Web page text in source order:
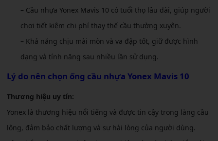
– Cầu nhựa Yonex Mavis 10 có tuổi thọ lâu dài, giúp người
chơi tiết kiệm chi phí thay thế cầu thường xuyên.
– Khả năng chịu mài mòn và va đập tốt, giữ được hình
dạng và tính năng sau nhiều lần sử dụng.
Lý do nên chọn ống cầu nhựa Yonex Mavis 10
Thương hiệu uy tín:
Yonex là thương hiệu nổi tiếng và được tin cậy trong làng cầu
lông, đảm bảo chất lượng và sự hài lòng của người dùng.